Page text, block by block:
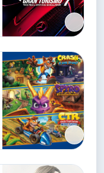
برای افزودن وارد شوید
برای افزودن وارد شوید